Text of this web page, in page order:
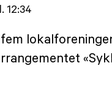
12:34